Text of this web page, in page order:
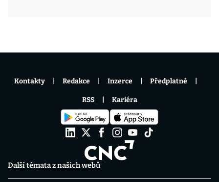
Další témata z našich webů
Kontakty Redakce Inzerce Předplatné
RSS Kariéra